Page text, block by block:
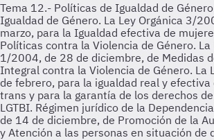
Tema 12.- Políticas de Igualdad de
Igualdad de Género. La Ley Orgánica 3/
marzo, para la Igualdad efectiva de
Políticas contra la Violencia de Género. La
1/2004, de 28 de diciembre, de Medidas
Integral contra la Violencia de Género. La
de febrero, para la igualdad real y efectiva
trans y para la garantía de los derechos
LGTBI. Régimen jurídico de la
de 14 de diciembre, de Promoción de la
y Atención a las personas en situación de